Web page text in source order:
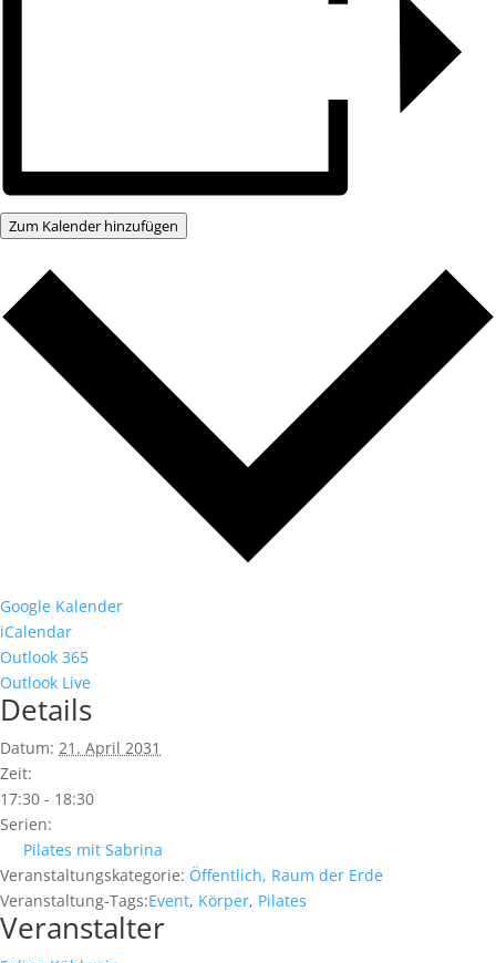
Zum Kalender hinzufügen
Google Kalender
iCalendar
Outlook 365
Outlook Live
Details
Datum: 21. April 2031
Zeit:
17:30 - 18:30
Serien:
Pilates mit Sabrina
Veranstaltungskategorie: Öffentlich, Raum der Erde
Veranstaltung-Tags:Event, Körper, Pilates
Veranstalter